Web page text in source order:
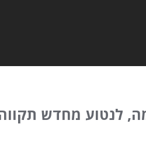
לנטוע מחדש